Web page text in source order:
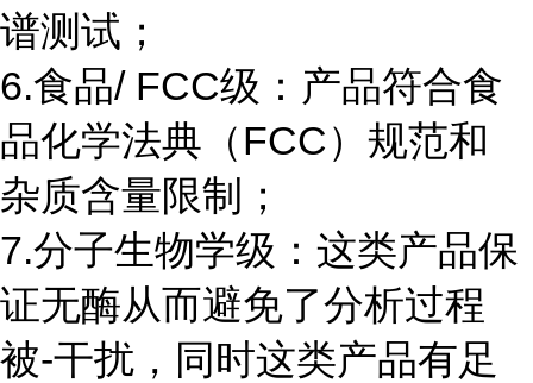
谱测试；
6.食品/ FCC级：产品符合食
品化学法典（FCC）规范和
杂质含量限制；
7.分子生物学级：这类产品保
证无酶从而避免了分析过程
被-干扰，同时这类产品有足